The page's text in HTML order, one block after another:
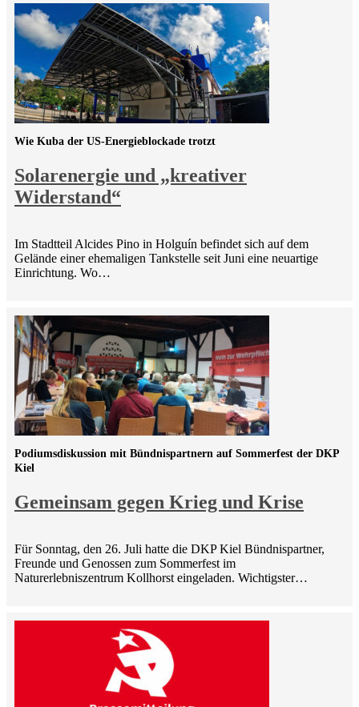
Solarenergie und „kreativer
Widerstand“
Wie Kuba der US-Energieblockade trotzt
Im Stadtteil Alcides Pino in Holguín befindet sich auf dem
Gelände einer ehemaligen Tankstelle seit Juni eine neuartige
Einrichtung. Wo…
Gemeinsam gegen Krieg und Krise
Podiumsdiskussion mit Bündnispartnern auf Sommerfest der DKP
Kiel
Für Sonntag, den 26. Juli hatte die DKP Kiel Bündnispartner,
Freunde und Genossen zum Sommerfest im
Naturerlebniszentrum Kollhorst eingeladen. Wichtigster…